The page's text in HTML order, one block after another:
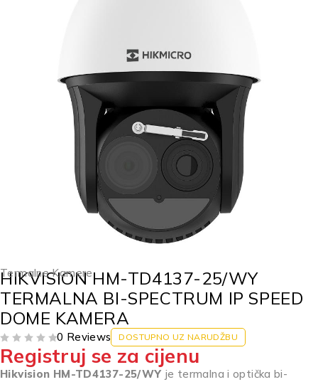
Termalne Kamere
HIKVISION HM-TD4137-25/WY
TERMALNA BI-SPECTRUM IP SPEED
DOME KAMERA
0 Reviews DOSTUPNO UZ NARUDŽBU
Registruj se za cijenu
Hikvision HM-TD4137-25/WY je termalna i optička bi-